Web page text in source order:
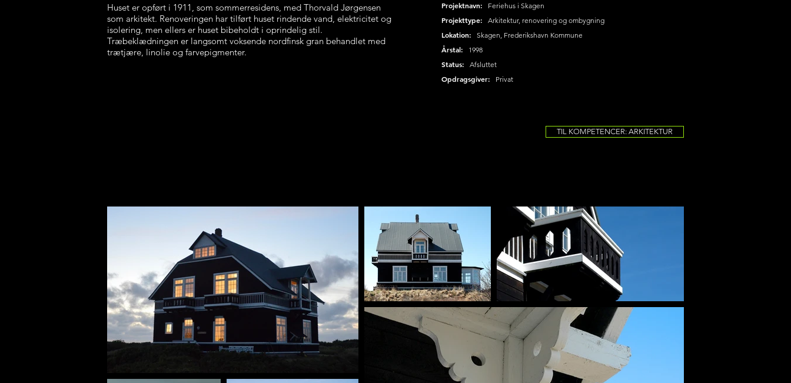
Huset er opført i 1911, som sommerresidens, med Thorvald Jørgensen
som arkitekt. Renoveringen har tilført huset rindende vand, elektricitet og
isolering, men ellers er huset bibeholdt i oprindelig stil.
Træbeklædningen er langsomt voksende nordfinsk gran behandlet med
trætjære, linolie og farvepigmenter.
Projektnavn: Feriehus i Skagen
Projekttype: Arkitektur, renovering og ombygning
Lokation: Skagen, Frederikshavn Kommune
Årstal: 1998
Status: Afsluttet
Opdragsgiver: Privat
TIL KOMPETENCER: ARKITEKTUR